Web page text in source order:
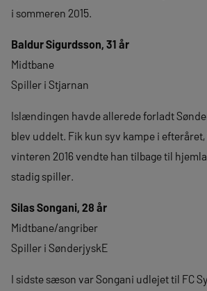
i sommeren 2015.
Baldur Sigurdsson, 31 år
Midtbane
Spiller i Stjarnan
Islændingen havde allerede forladt
blev uddelt. Fik kun syv kampe i
vinteren 2016 vendte han tilbage til
stadig spiller.
Silas Songani, 28 år
Midtbane/angriber
Spiller i SønderjyskE
I sidste sæson var Songani udlejet til FC